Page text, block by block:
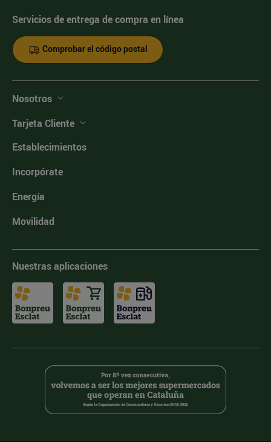
Servicios de entrega de compra en línea
Comprobar el código postal
Nosotros
Tarjeta Cliente
Establecimientos
Incorpórate
Energía
Movilidad
Nuestras aplicaciones